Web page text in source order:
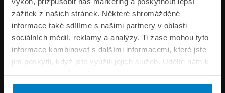
zážitek z našich stránek. Některé shromážděné
informace také sdílíme s našimi partnery v oblasti
sociálních médií, reklamy a analýzy. Ti zase mohou tyto
informace kombinovat s dalšími informacemi, které jste
jim poskytli, když jste využili jejich služeb. Udělte nám k
tomu prosím svůj souhlas.
Pojišťovny
Informace
ePojisteni.cz
Formuláře